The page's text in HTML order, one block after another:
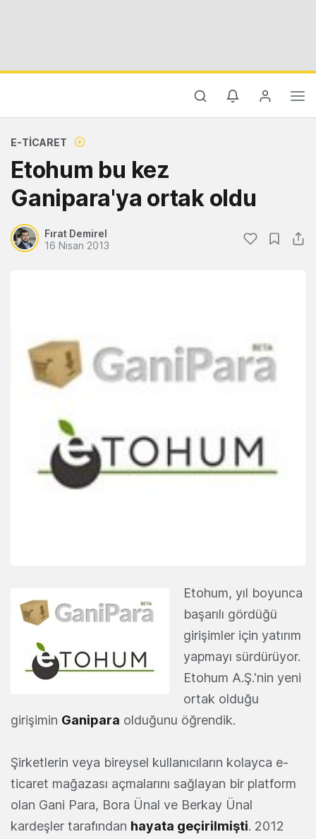
E-TICARET
Etohum bu kez
Ganipara'ya ortak oldu
Fırat Demirel
16 Nisan 2013
Etohum, yıl boyunca
başarılı gördüğü
girişimler için yatırım
yapmayı sürdürüyor.
Etohum A.Ş.'nin yeni
ortak olduğu
girişimin Ganipara olduğunu öğrendik.
Şirketlerin veya bireysel kullanıcıların kolayca e-
ticaret mağazası açmalarını sağlayan bir platform
olan Gani Para, Bora Ünal ve Berkay Ünal
kardeşler tarafından hayata geçirilmişti. 2012